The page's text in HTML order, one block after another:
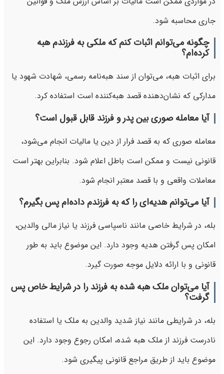
جاری محاسبه شود.
چگونه می‌توانم اثبات کنم که ملکی به فرزندم هبه
کرده‌ام؟
برای اثبات هبه، می‌توان از سند هبه‌نامه رسمی، شهادت شهود یا
مدارکی که نشان‌دهنده قصد هبه‌کننده است استفاده کرد.
آیا معامله صوری بین پدر و فرزند قابل قبول است؟
معامله صوری که به قصد فرار از دین یا مالیات انجام می‌شود،
قانونی نیست و ممکن است باطل اعلام شود. بنابراین بهتر است
معاملات واقعی و با قصد معتبر انجام شود.
آیا می‌توانم هدیه‌ای را که به فرزندم داده‌ام پس بگیرم؟
بله، در شرایط خاصی مانند ناسپاسی فرزند یا نیاز مالی والدین،
امکان پس گرفتن هدیه وجود دارد. این موضوع باید به طور
قانونی و با ارائه دلایل موجه صورت گیرد.
آیا می‌توان ملک هبه شده به فرزند را در شرایط خاص پس
گرفت؟
بله، در شرایطی مانند نیاز شدید والدین به ملک یا استفاده
نادرست فرزند از ملک هبه شده، امکان رجوع وجود دارد. این
موضوع باید از طریق مراجع قانونی پیگیری شود.